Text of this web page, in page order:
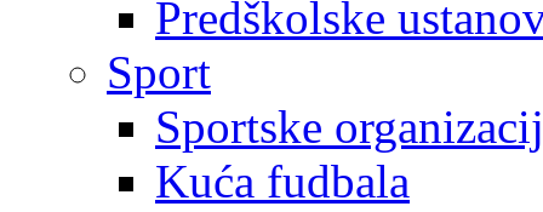
Predškolske
Sport
Sportske
Kuća fudbala